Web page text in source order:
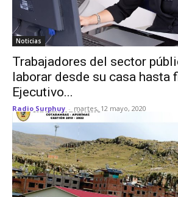
Noticias
Trabajadores del sector
laborar desde su casa hasta
Ejecutivo...
Radio Surphuy - martes, 12 mayo, 2020